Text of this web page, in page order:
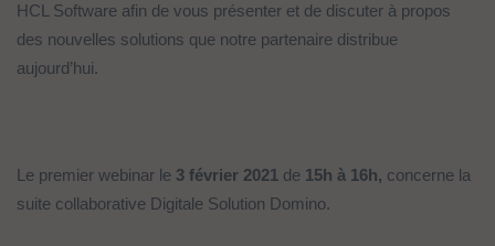
HCL Software afin de vous présenter et de discuter à propos
des nouvelles solutions que notre partenaire distribue
aujourd’hui.
Le premier webinar le 3 février 2021 de 15h à 16h, concerne la
suite collaborative Digitale Solution Domino.